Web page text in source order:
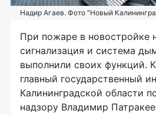
Надир Агаев. Фото "Новый
При пожаре в новостройке
сигнализация и система
выполнили своих функций.
главный государственный
Калининградской области
надзору Владимир